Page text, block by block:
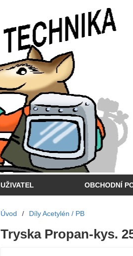
UŽIVATEL OBCHODNÍ
Úvod / Díly Acetylén / PB
Tryska Propan-kys.